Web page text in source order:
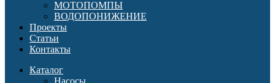
МОТОПОМПЫ
ВОДОПОНИЖЕНИЕ
Проекты
Статьи
Контакты
Каталог
Насосы